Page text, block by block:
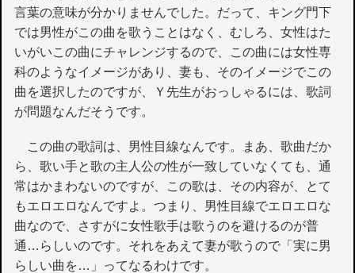
言葉の意味が分かりませんでした。だって、キング門下
では男性がこの曲を歌うことはなく、むしろ、女性はた
いがいこの曲にチャレンジするので、この曲には女性専
科のようなイメージがあり、妻も、そのイメージでこの
曲を選択したのですが、Ｙ先生がおっしゃるには、歌詞
が問題なんだそうです。
この曲の歌詞は、男性目線なんです。まあ、歌曲だか
ら、歌い手と歌の主人公の性が一致していなくても、通
常はかまわないのですが、この歌は、その内容が、とて
もエロエロなんですよ。つまり、男性目線でエロエロな
曲なので、さすがに女性歌手は歌うのを避けるのが普
通…らしいのです。それをあえて妻が歌うので「実に男
らしい曲を…」ってなるわけです。